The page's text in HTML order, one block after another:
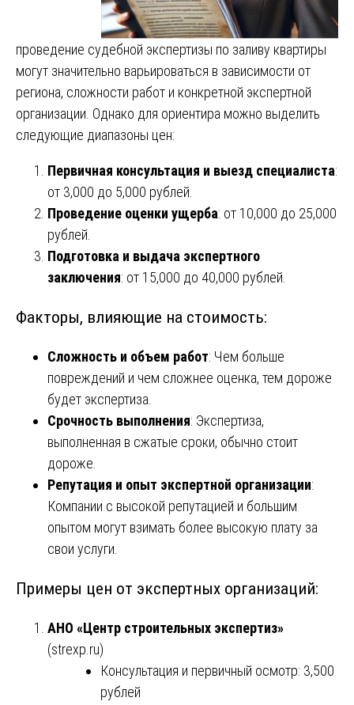
проведение судебной экспертизы по заливу квартиры
могут значительно варьироваться в зависимости от
региона, сложности работ и конкретной экспертной
организации. Однако для ориентира можно выделить
следующие диапазоны цен:
Первичная консультация и выезд специалиста:
от 3,000 до 5,000 рублей.
Проведение оценки ущерба: от 10,000 до 25,000
рублей.
Подготовка и выдача экспертного
заключения: от 15,000 до 40,000 рублей.
Факторы, влияющие на стоимость:
Сложность и объем работ: Чем больше
повреждений и чем сложнее оценка, тем дороже
будет экспертиза.
Срочность выполнения: Экспертиза,
выполненная в сжатые сроки, обычно стоит
дороже.
Репутация и опыт экспертной организации:
Компании с высокой репутацией и большим
опытом могут взимать более высокую плату за
свои услуги.
Примеры цен от экспертных организаций:
АНО «Центр строительных экспертиз»
(strexp.ru)
Консультация и первичный осмотр: 3,500
рублей